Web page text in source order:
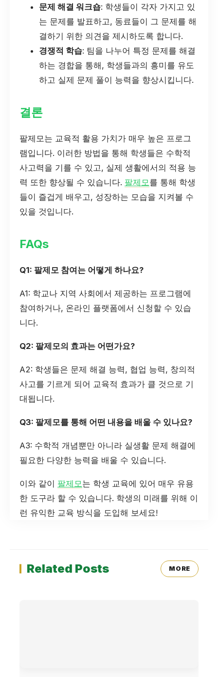
문제 해결 워크숍: 학생들이 각자 가지고 있
는 문제를 발표하고, 동료들이 그 문제를 해
결하기 위한 의견을 제시하도록 합니다.
경쟁적 학습: 팀을 나누어 특정 문제를 해결
하는 경합을 통해, 학생들과의 흥미를 유도
하고 실제 문제 풀이 능력을 향상시킵니다.
결론
팔제모는 교육적 활용 가치가 매우 높은 프로그
램입니다. 이러한 방법을 통해 학생들은 수학적
사고력을 기를 수 있고, 실제 생활에서의 적용 능
력 또한 향상될 수 있습니다. 팔제모를 통해 학생
들이 즐겁게 배우고, 성장하는 모습을 지켜볼 수
있을 것입니다.
FAQs
Q1: 팔제모 참여는 어떻게 하나요?
A1: 학교나 지역 사회에서 제공하는 프로그램에
참여하거나, 온라인 플랫폼에서 신청할 수 있습
니다.
Q2: 팔제모의 효과는 어떤가요?
A2: 학생들은 문제 해결 능력, 협업 능력, 창의적
사고를 기르게 되어 교육적 효과가 클 것으로 기
대됩니다.
Q3: 팔제모를 통해 어떤 내용을 배울 수 있나요?
A3: 수학적 개념뿐만 아니라 실생활 문제 해결에
필요한 다양한 능력을 배울 수 있습니다.
이와 같이 팔제모 는 학생 교육에 있어 매우 유용
한 도구라 할 수 있습니다. 학생의 미래를 위해 이
런 유익한 교육 방식을 도입해 보세요!
Related Posts MORE